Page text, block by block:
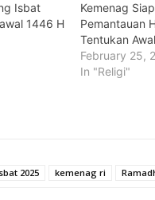
Isbat
1446 H
Kemenag
Pemantauan
Tentukan
February 25,
In "Religi"
2025 kemenag ri